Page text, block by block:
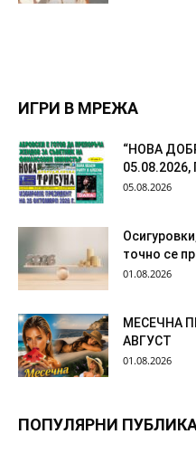
ИГРИ В МРЕЖА
“НОВА
05.08.2026,
05.08.2026
точно се
01.08.2026
МЕСЕЧНА
АВГУСТ
01.08.2026
ПОПУЛЯРНИ